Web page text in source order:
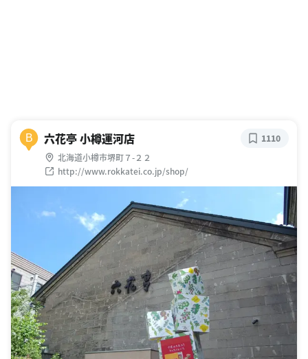
B 六花亭 小樽運河店
北海道小樽市堺町７-２２
http://www.rokkatei.co.jp/shop/
1110